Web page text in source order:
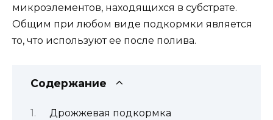
микроэлементов, находящихся в субстрате.
Общим при любом виде подкормки является
то, что используют ее после полива.
Содержание
Дрожжевая подкормка